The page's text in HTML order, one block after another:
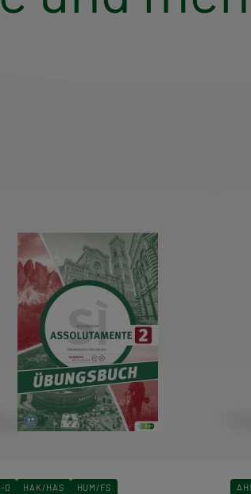
O HAK/HAS HUM/FS